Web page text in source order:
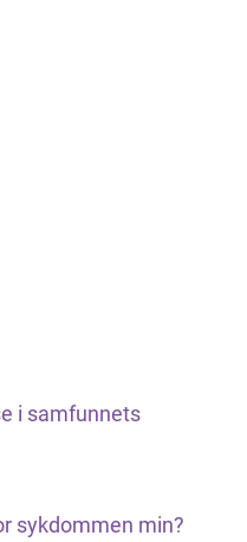
i samfunnets
sykdommen min?